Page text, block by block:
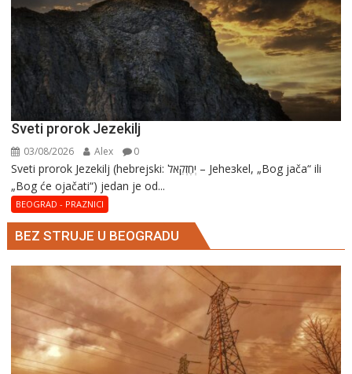
Sveti prorok Jezekilj
03/08/2026 Alex 0
Sveti prorok Jezekilj (hebrejski: יְחֶזְקֵאל – Jehезkel, „Bog jača“ ili
„Bog će ojačati“) jedan je od...
BEOGRAD - PRAZNICI
BEZ STRUJE U BEOGRADU